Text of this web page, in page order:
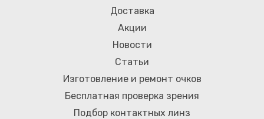
Доставка
Акции
Новости
Статьи
Изготовление и ремонт очков
Бесплатная проверка зрения
Подбор контактных линз